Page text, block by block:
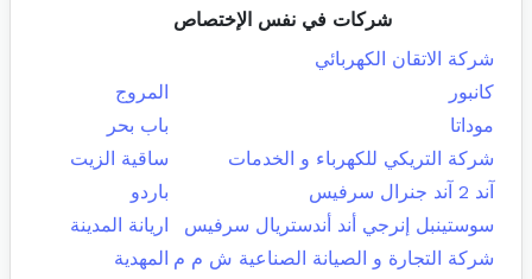
شركات في نفس الإختصاص
شركة الاتقان الكهربائي
كانبور
المروج
موداتا
باب بحر
شركة التريكي للكهرباء و الخدمات
ساقية الزيت
آند 2 آند جنرال سرفيس
باردو
سوستينبل إنرجي أند أندستريال سرفيس
اريانة المدينة
شركة التجارة و الصيانة الصناعية ش م م المهدية